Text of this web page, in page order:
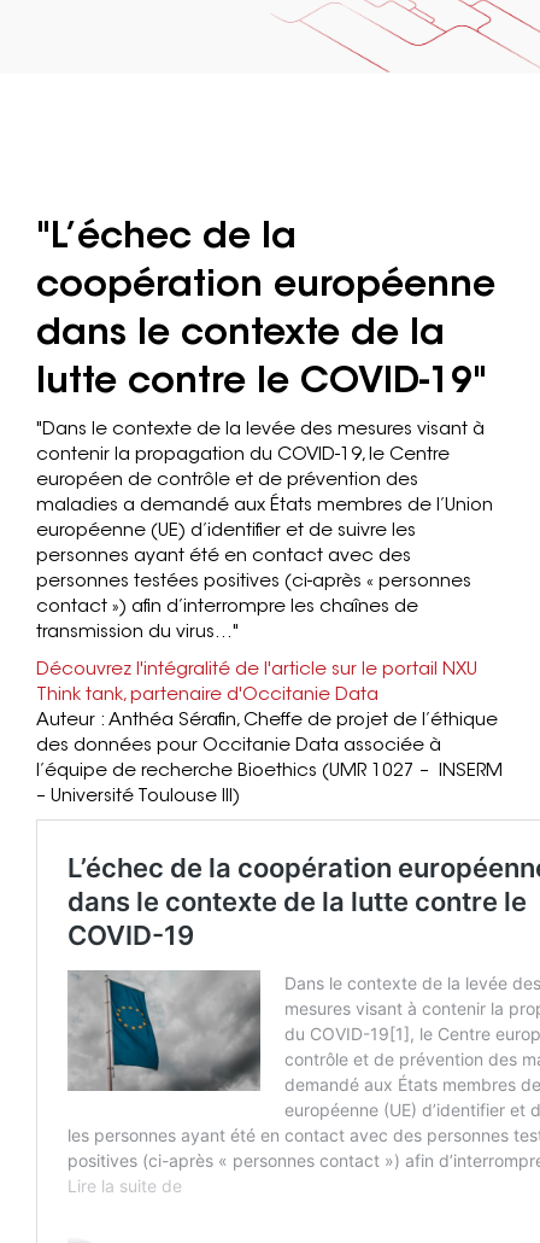
"L’échec de la
coopération européenne
dans le contexte de la
lutte contre le COVID-19"
"Dans le contexte de la levée des mesures visant à
contenir la propagation du COVID-19, le Centre
européen de contrôle et de prévention des
maladies a demandé aux États membres de l’Union
européenne (UE) d’identifier et de suivre les
personnes ayant été en contact avec des
personnes testées positives (ci-après « personnes
contact ») afin d’interrompre les chaînes de
transmission du virus..."
Découvrez l'intégralité de l'article sur le portail NXU
Think tank, partenaire d'Occitanie Data
Auteur : Anthéa Sérafin, Cheffe de projet de l’éthique
des données pour Occitanie Data associée à
l’équipe de recherche Bioethics (UMR 1027 – INSERM
– Université Toulouse III)